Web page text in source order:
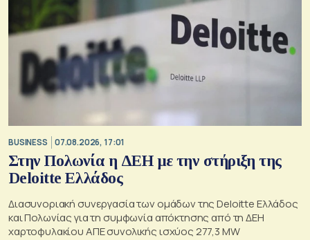
BUSINESS 07.08.2026, 17:01
Στην Πολωνία η ΔΕΗ με την στήριξη της
Deloitte Ελλάδος
Διασυνοριακή συνεργασία των ομάδων της Deloitte Ελλάδος
και Πολωνίας για τη συμφωνία απόκτησης από τη ΔΕΗ
χαρτοφυλακίου ΑΠΕ συνολικής ισχύος 277,3 MW